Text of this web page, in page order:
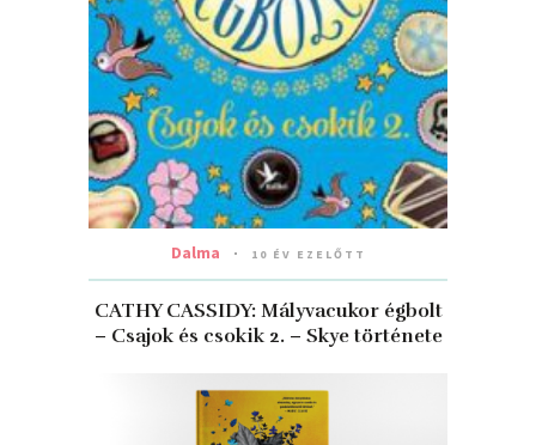
Dalma 10 ÉV EZELŐTT
CATHY CASSIDY: Mályvacukor égbolt
– Csajok és csokik 2. – Skye története